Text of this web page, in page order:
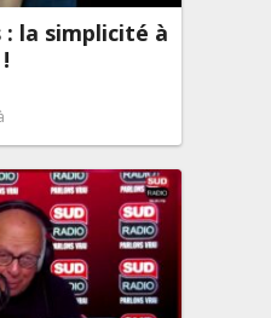
la simplicité à